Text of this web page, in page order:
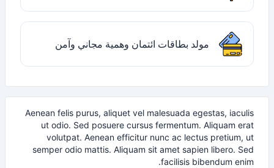
مولد بطاقات ائتمان وهمية مجاني وآمن
Aenean felis purus, aliquet vel malesuada egestas, iaculis
ut odio. Sed posuere cursus fermentum. Aliquam erat
volutpat. Aenean efficitur nunc ac lectus pretium, ut
semper odio mattis. Aliquam sit amet sapien libero. Sed
facilisis bibendum enim.